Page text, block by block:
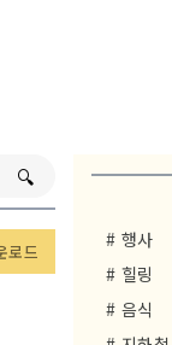
# 행사
# 힐링
# 음식
🔍︎
로드